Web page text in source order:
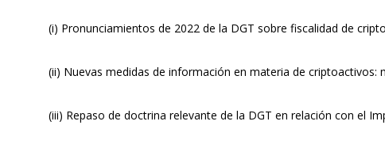
(i) Pronunciamientos de 2022 de la DGT sobre fiscalidad de
(ii) Nuevas medidas de información en materia de
(iii) Repaso de doctrina relevante de la DGT en relación con el